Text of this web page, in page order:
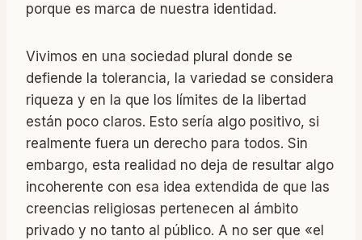
porque es marca de nuestra identidad.
Vivimos en una sociedad plural donde se
defiende la tolerancia, la variedad se considera
riqueza y en la que los límites de la libertad
están poco claros. Esto sería algo positivo, si
realmente fuera un derecho para todos. Sin
embargo, esta realidad no deja de resultar algo
incoherente con esa idea extendida de que las
creencias religiosas pertenecen al ámbito
privado y no tanto al público. A no ser que «el